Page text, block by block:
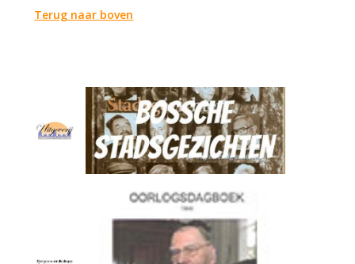
Terug naar boven